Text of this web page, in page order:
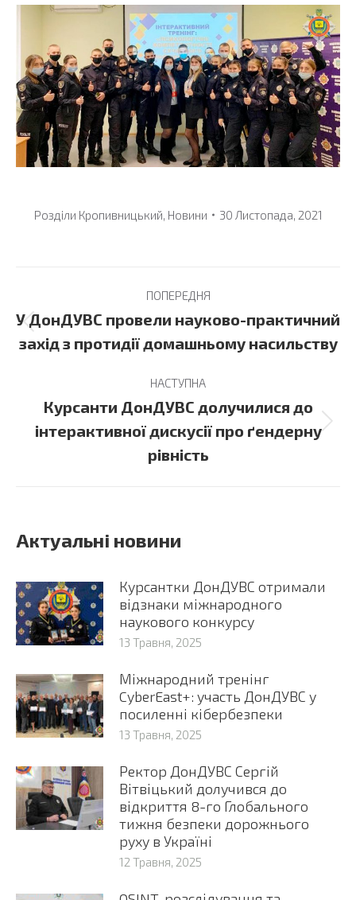
Розділи Кропивницький, Новини 30 Листопада, 2021
navigation
ПОПЕРЕДНЯ
Previous
post:
У ДонДУВС провели науково-практичний
захід з протидії домашньому насильству
НАСТУПНА
Next
post:
Курсанти ДонДУВС долучилися до
інтерактивної дискусії про ґендерну
рівність
Актуальні новини
Курсантки ДонДУВС отримали
відзнаки міжнародного
наукового конкурсу
13 Травня, 2025
Міжнародний тренінг
CyberEast+: участь ДонДУВС у
посиленні кібербезпеки
13 Травня, 2025
Ректор ДонДУВС Сергій
Вітвіцький долучився до
відкриття 8-го Глобального
тижня безпеки дорожнього
руху в Україні
12 Травня, 2025